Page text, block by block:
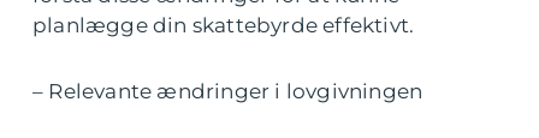
planlægge din skattebyrde effektivt.
– Relevante ændringer i lovgivningen